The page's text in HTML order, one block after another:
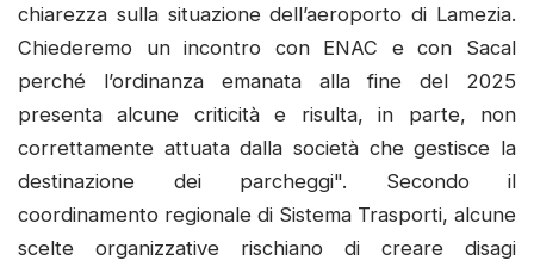
chiarezza sulla situazione dell’aeroporto di Lamezia.
Chiederemo un incontro con ENAC e con Sacal
perché l’ordinanza emanata alla fine del 2025
presenta alcune criticità e risulta, in parte, non
correttamente attuata dalla società che gestisce la
destinazione dei parcheggi". Secondo il
coordinamento regionale di Sistema Trasporti, alcune
scelte organizzative rischiano di creare disagi